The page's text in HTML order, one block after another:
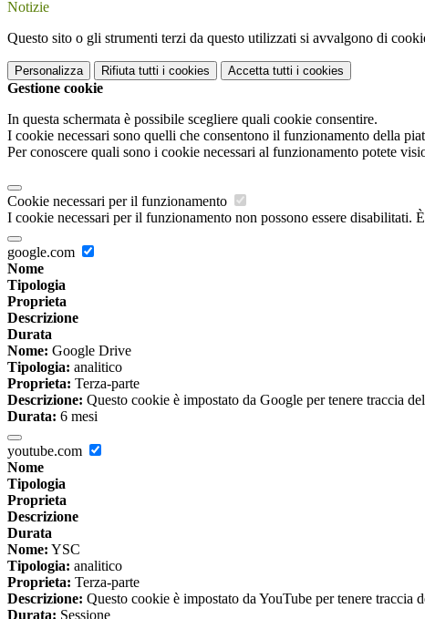
Notizie
Questo sito o gli strumenti terzi da questo utilizzati si avvalgono di
Personalizza Rifiuta tutti i cookies Accetta tutti i cookies
Gestione cookie
In questa schermata è possibile scegliere quali cookie consentire.
I cookie necessari sono quelli che consentono il funzionamento della
Per conoscere quali sono i cookie necessari al funzionamento potete
Cookie necessari per il funzionamento
I cookie necessari per il funzionamento non possono essere
google.com
Nome
Tipologia
Proprieta
Descrizione
Durata
Nome: Google Drive
Tipologia: analitico
Proprieta: Terza-parte
Descrizione: Questo cookie è impostato da Google per tenere traccia
Durata: 6 mesi
youtube.com
Nome
Tipologia
Proprieta
Descrizione
Durata
Nome: YSC
Tipologia: analitico
Proprieta: Terza-parte
Descrizione: Questo cookie è impostato da YouTube per tenere
Durata: Sessione